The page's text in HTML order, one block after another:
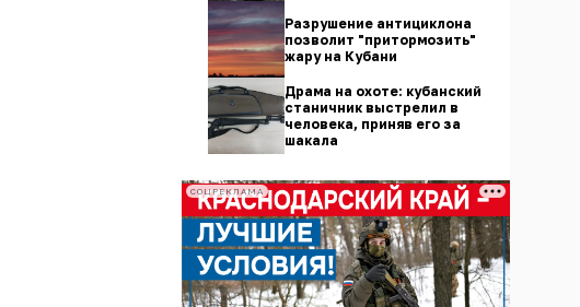
Разрушение антициклона
позволит "притормозить"
жару на Кубани
Драма на охоте: кубанский
станичник выстрелил в
человека, приняв его за
шакала
СОЦРЕКЛАМА